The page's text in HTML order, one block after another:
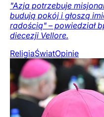
"Azja potrzebuje
budują pokój i głoszą
radością" – powiedział
diecezji Vellore.
ReligiaŚwiatOpinie